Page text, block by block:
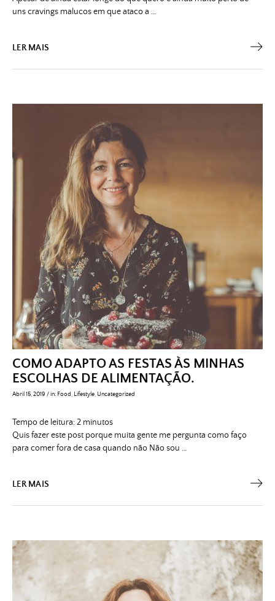
uns cravings malucos em que ataco a …
LER MAIS
COMO ADAPTO AS FESTAS ÀS MINHAS
ESCOLHAS DE ALIMENTAÇÃO.
Abril 15, 2019 /in: Food, Lifestyle, Uncategorized
Tempo de leitura:2 minutos
Quis fazer este post porque muita gente me pergunta como faço
para comer fora de casa quando não Não sou …
LER MAIS